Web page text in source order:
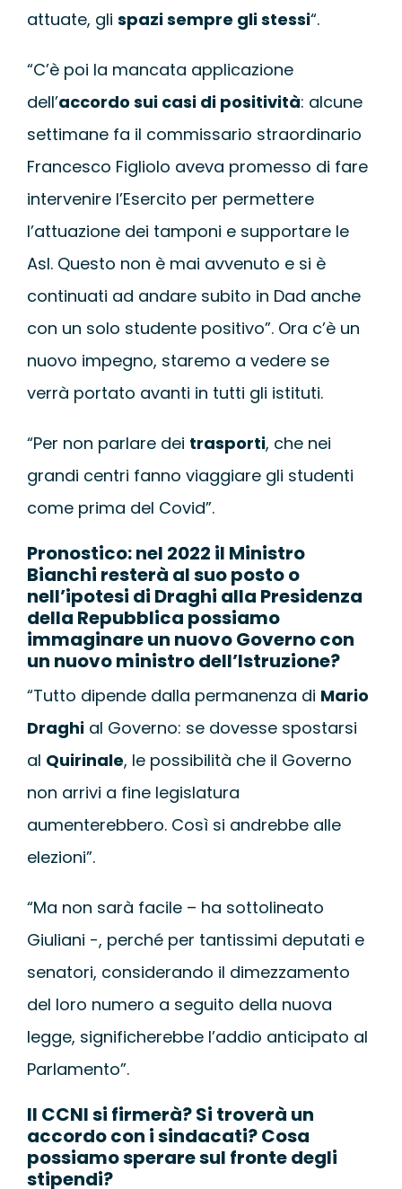
attuate, gli spazi sempre gli stessi“.
“C’è poi la mancata applicazione
dell’accordo sui casi di positività: alcune
settimane fa il commissario straordinario
Francesco Figliolo aveva promesso di fare
intervenire l’Esercito per permettere
l’attuazione dei tamponi e supportare le
Asl. Questo non è mai avvenuto e si è
continuati ad andare subito in Dad anche
con un solo studente positivo”. Ora c’è un
nuovo impegno, staremo a vedere se
verrà portato avanti in tutti gli istituti.
“Per non parlare dei trasporti, che nei
grandi centri fanno viaggiare gli studenti
come prima del Covid”.
Pronostico: nel 2022 il Ministro
Bianchi resterà al suo posto o
nell’ipotesi di Draghi alla Presidenza
della Repubblica possiamo
immaginare un nuovo Governo con
un nuovo ministro dell’Istruzione?
“Tutto dipende dalla permanenza di Mario
Draghial Governo: se dovesse spostarsi
al Quirinale, le possibilità che il Governo
non arrivi a fine legislatura
aumenterebbero. Così si andrebbe alle
elezioni”.
“Ma non sarà facile – ha sottolineato
Giuliani -, perché per tantissimi deputati e
senatori, considerando il dimezzamento
del loro numero a seguito della nuova
legge, significherebbe l’addio anticipato al
Parlamento”.
Il CCNI si firmerà? Si troverà un
accordo con i sindacati? Cosa
possiamo sperare sul fronte degli
stipendi?